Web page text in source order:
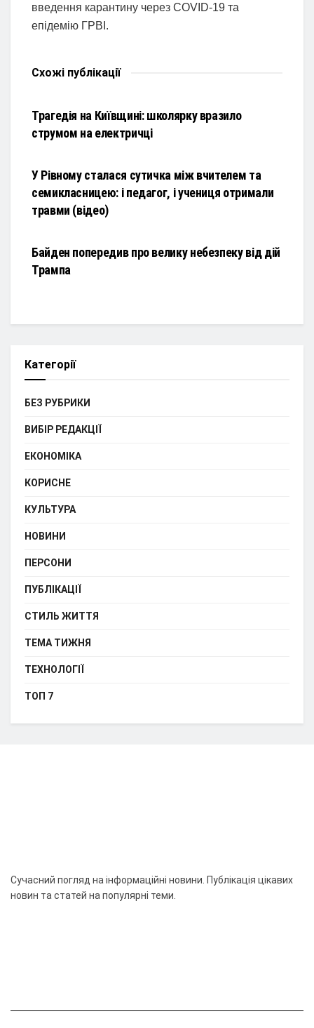
введення карантину через COVID-19 та
епідемію ГРВІ.
Схожі публікації
Трагедія на Київщині: школярку вразило
струмом на електричці
У Рівному сталася сутичка між вчителем та
семикласницею: і педагог, і учениця отримали
травми (відео)
Байден попередив про велику небезпеку від дій
Трампа
Категорії
БЕЗ РУБРИКИ
ВИБІР РЕДАКЦІЇ
ЕКОНОМІКА
КОРИСНЕ
КУЛЬТУРА
НОВИНИ
ПЕРСОНИ
ПУБЛІКАЦІЇ
СТИЛЬ ЖИТТЯ
ТЕМА ТИЖНЯ
ТЕХНОЛОГІЇ
ТОП 7
Сучасний погляд на інформаційні новини. Публікація цікавих
новин та статей на популярні теми.